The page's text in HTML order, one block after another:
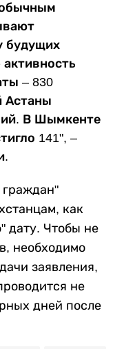
будущих
– 830
Астаны
В Шымкенте
141", –
граждан"
как
дату. Чтобы не
необходимо
заявления,
не
дней после